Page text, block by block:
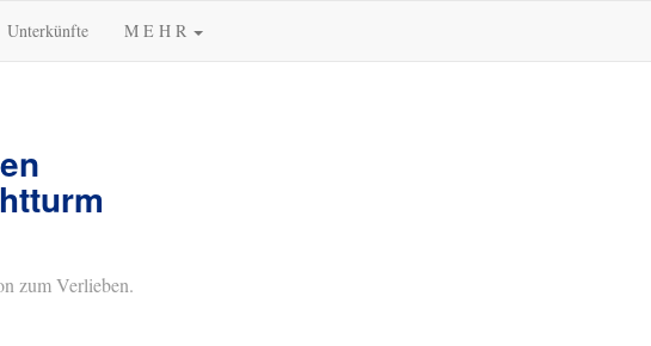
Unterkünfte M E H R
zum Verlieben.